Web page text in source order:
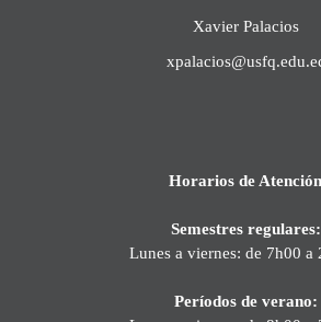
Xavier Palacios
Horarios de Atención
Semestres regulares:
Lunes a viernes: de 7h00 a
Períodos de verano: